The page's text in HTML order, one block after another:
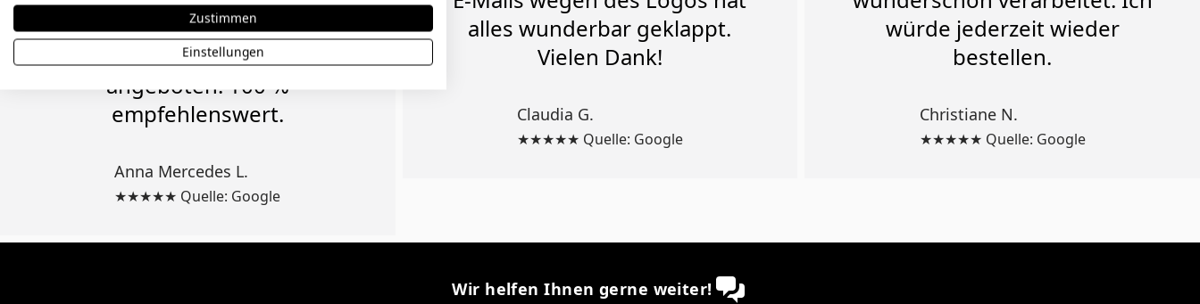
wurde ein 25 % Rabatt für
eine Neubestellung
angeboten. 100 %
empfehlenswert.
Anna Mercedes L.
★★★★★ Quelle: Google
alles wunderbar geklappt.
Vielen Dank!
Claudia G.
★★★★★ Quelle: Google
würde jederzeit wieder
bestellen.
Christiane N.
★★★★★ Quelle: Google
Wir helfen Ihnen gerne weiter!
Zustimmen
Einstellungen